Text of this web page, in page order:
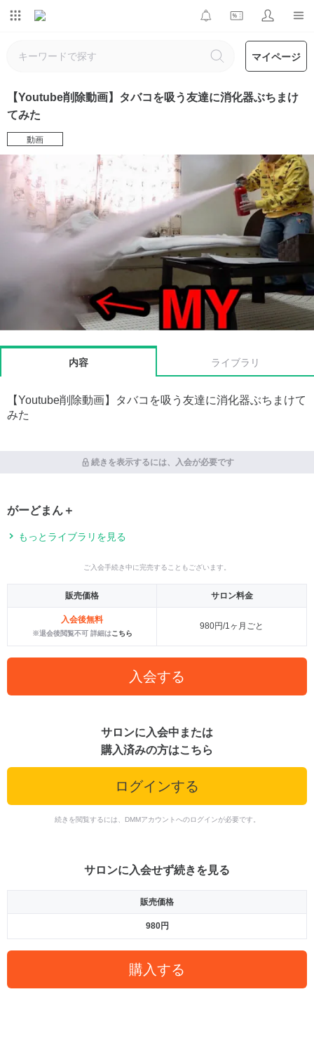
マイページ
【Youtube削除動画】タバコを吸う友達に消化器ぶちまけ
てみた
動画
内容 ライブラリ
【Youtube削除動画】タバコを吸う友達に消化器ぶちまけて
みた
続きを表示するには、入会が必要です
がーどまん＋
もっとライブラリを見る
ご入会手続き中に完売することもございます。
販売価格 サロン料金
入会後無料
※退会後閲覧不可 詳細はこちら
980円/1ヶ月ごと
入会する
サロンに入会中または
購入済みの方はこちら
ログインする
続きを閲覧するには、DMMアカウントへのログインが必要です。
サロンに入会せず続きを見る
販売価格
980円
購入する